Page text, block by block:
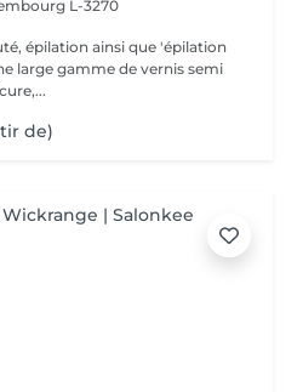
L-3270
épilation ainsi que 'épilation
large gamme de vernis semi
de)